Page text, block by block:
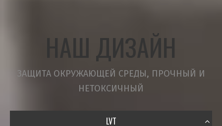
НАШ ДИЗАЙН
ЗАЩИТА ОКРУЖАЮЩЕЙ СРЕДЫ, ПРОЧНЫЙ И
НЕТОКСИЧНЫЙ
LVT